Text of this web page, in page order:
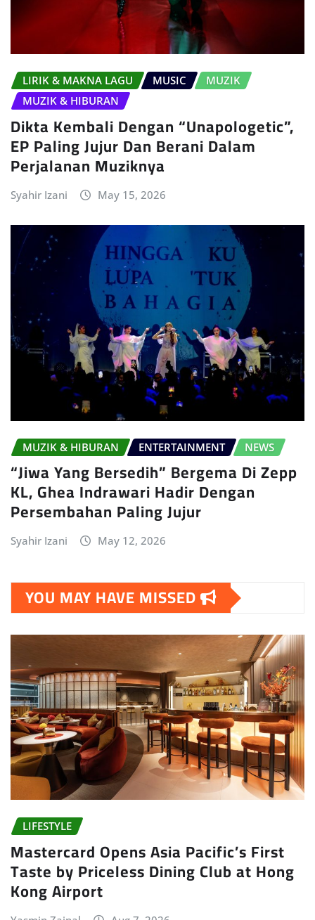
LIRIK & MAKNA LAGU MUSIC
MUZIK
MUZIK & HIBURAN
Dikta Kembali Dengan “Unapologetic”,
EP Paling Jujur Dan Berani Dalam
Perjalanan Muziknya
Syahir Izani May 15, 2026
MUZIK & HIBURAN ENTERTAINMENT NEWS
“Jiwa Yang Bersedih” Bergema Di Zepp
KL, Ghea Indrawari Hadir Dengan
Persembahan Paling Jujur
Syahir Izani May 12, 2026
YOU MAY HAVE MISSED
LIFESTYLE
Mastercard Opens Asia Pacific’s First
Taste by Priceless Dining Club at Hong
Kong Airport